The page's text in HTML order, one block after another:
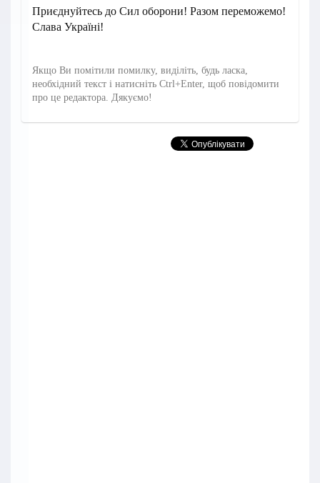
Приєднуйтесь до Сил оборони! Разом переможемо!
Слава Україні!
Якщо Ви помітили помилку, виділіть, будь ласка,
необхідний текст і натисніть Ctrl+Enter, щоб повідомити
про це редактора. Дякуємо!